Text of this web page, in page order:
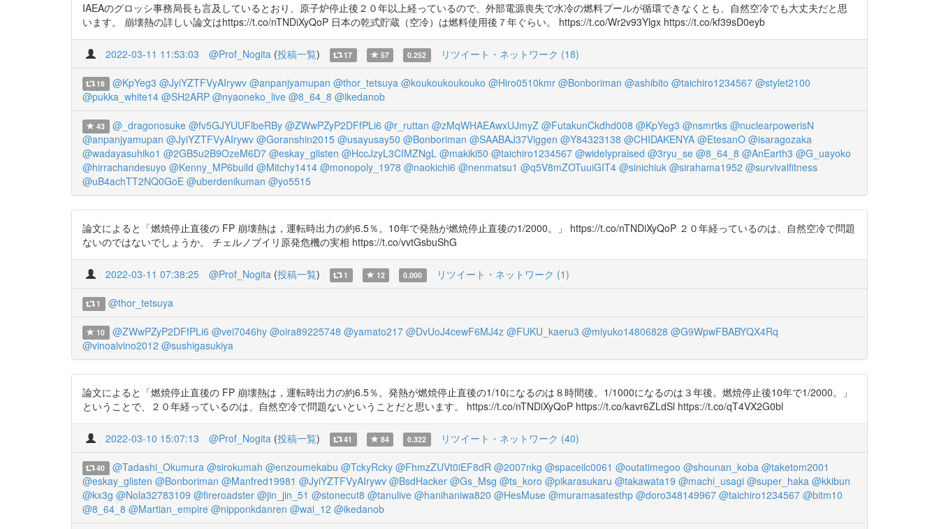
IAEAのグロッシ事務局長も言及しているとおり、原子炉停止後２０年以上経っているので、外部電源喪失で水冷の燃料プールが循環できなくとも、自然空冷でも大丈夫だと思
います。 崩壊熱の詳しい論文はhttps://t.co/nTNDiXyQoP 日本の乾式貯蔵（空冷）は燃料使用後７年ぐらい。 https://t.co/Wr2v93Ylgx https://t.co/kf39sD0eyb
2022-03-11 11:53:03 @Prof_Nogita (投稿一覧) 17 57 0.252 リツイート・ネットワーク (18)
18 @KpYeg3 @JyiYZTFVyAIrywv @anpanjyamupan @thor_tetsuya @koukoukoukouko @Hiro0510kmr @Bonboriman @ashibito @taichiro1234567 @stylet2100
@pukka_white14 @SH2ARP @nyaoneko_live @8_64_8 @ikedanob
43 @_dragonosuke @fv5GJYUUFlbeRBy @ZWwPZyP2DFfPLi6 @r_ruttan @zMqWHAEAwxUJmyZ @FutakunCkdhd008 @KpYeg3 @nsmrtks @nuclearpowerisN
@anpanjyamupan @JyiYZTFVyAIrywv @Goranshin2015 @usayusay50 @Bonboriman @SAABAJ37Viggen @Y84323138 @CHIDAKENYA @EtesanO @isaragozaka
@wadayasuhiko1 @2GB5u2B9OzeM6D7 @eskay_glisten @HccJzyL3CIMZNgL @makiki50 @taichiro1234567 @widelypraised @3ryu_se @8_64_8 @AnEarth3 @G_uayoko
@hirrachandesuyo @Kenny_MP6build @Mitchy1414 @monopoly_1978 @naokichi6 @nenmatsu1 @q5V8mZOTuuiGIT4 @sinichiuk @sirahama1952 @survivalfitness
@uB4achTT2NQ0GoE @uberdenikuman @yo5515
論文によると「燃焼停止直後の FP 崩壊熱は，運転時出力の約6.5％。10年で発熱が燃焼停止直後の1/2000。」 https://t.co/nTNDiXyQoP ２０年経っているのは、自然空冷で問題
ないのではないでしょうか。 チェルノブイリ原発危機の実相 https://t.co/vvtGsbuShG
2022-03-11 07:38:25 @Prof_Nogita (投稿一覧) 1 12 0.000 リツイート・ネットワーク (1)
1 @thor_tetsuya
10 @ZWwPZyP2DFfPLi6 @vei7046hy @oira89225748 @yamato217 @DvUoJ4cewF6MJ4z @FUKU_kaeru3 @miyuko14806828 @G9WpwFBABYQX4Rq
@vinoalvino2012 @sushigasukiya
論文によると「燃焼停止直後の FP 崩壊熱は，運転時出力の約6.5％。発熱が燃焼停止直後の1/10になるのは８時間後。1/1000になるのは３年後。燃焼停止後10年で1/2000。」
ということで、２０年経っているのは、自然空冷で問題ないということだと思います。 https://t.co/nTNDiXyQoP https://t.co/kavr6ZLdSl https://t.co/qT4VX2G0bl
2022-03-10 15:07:13 @Prof_Nogita (投稿一覧) 41 84 0.322 リツイート・ネットワーク (40)
40 @Tadashi_Okumura @sirokumah @enzoumekabu @TckyRcky @FhmzZUVt0iEF8dR @2007nkg @spaceilc0061 @outatimegoo @shounan_koba @taketom2001
@eskay_glisten @Bonboriman @Manfred19981 @JyiYZTFVyAIrywv @BsdHacker @Gs_Msg @ts_koro @pikarasukaru @takawata19 @machi_usagi @super_haka @kkibun
@kx3g @Nola32783109 @fireroadster @jin_jin_51 @stonecut8 @tanulive @hanihaniwa820 @HesMuse @muramasatesthp @doro348149967 @taichiro1234567 @bitm10
@8_64_8 @Martian_empire @nipponkdanren @wai_12 @ikedanob